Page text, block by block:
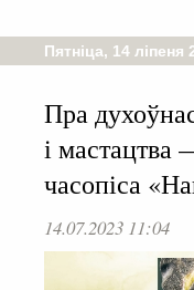
Пятніца, 14 ліпеня
Пра
і
часопіса
14.07.2023 11:04